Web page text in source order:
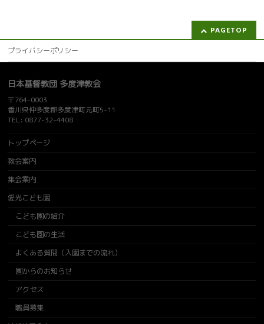
PAGETOP
プライバシーポリシー
日本基督教団 多度津教会
〒764-0003
香川県仲多度郡多度津町元町5-11
TEL: 0877-32-4408
トップページ
教会案内
集会案内
愛光こども園
こども園の紹介
こども園の生活
よくある質問（入園までの流れ）
園からのお知らせ
アクセス
職員募集